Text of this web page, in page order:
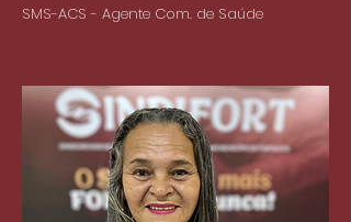
SMS-ACS - Agente Com. de Saúde